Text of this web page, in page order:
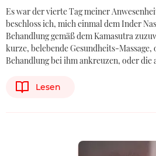
Es war der vierte Tag meiner
beschloss ich, mich einmal dem Inder
Behandlung gemäß dem Kamasutra
kurze, belebende Gesundheits-
Behandlung bei ihm ankreuzen, oder die
Lesen